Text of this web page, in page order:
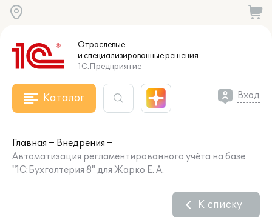
Отраслевые
и специализированныерешения
1С:Предприятие
Каталог Вход
Главная
Внедрения
Автоматизация регламентированного учёта на базе
"1С:Бухгалтерия 8" для Жарко Е. А.
К списку